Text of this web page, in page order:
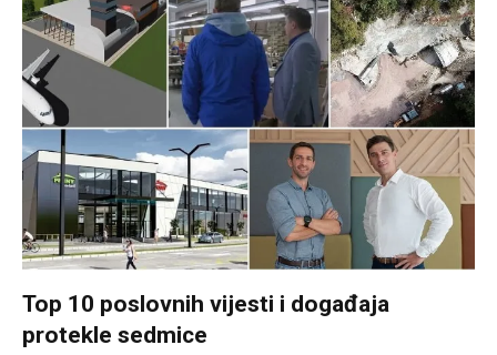
Top 10 poslovnih vijesti i događaja
protekle sedmice